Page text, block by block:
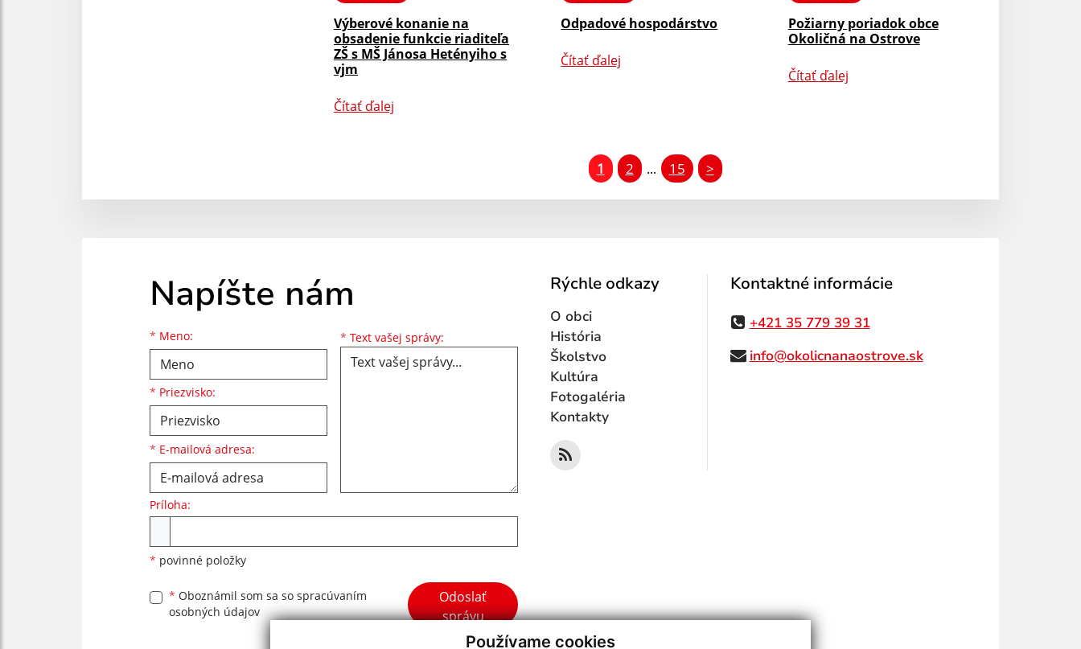
Používame cookies
Výberové konanie na
obsadenie funkcie riaditeľa
ZŠ s MŠ Jánosa Hetényiho s
vjm
Čítať ďalej
Odpadové hospodárstvo
Čítať ďalej
Požiarny poriadok obce
Okoličná na Ostrove
Čítať ďalej
1 2 ... 15 >
Napíšte nám
* Meno:
Meno
* Priezvisko:
Priezvisko
* E-mailová adresa:
E-mailová adresa * Text vašej správy: Text vašej správy...
Príloha:
* povinné položky
* Oboznámil som sa so spracúvaním
osobných údajov
Google reCaptcha Response
Odoslať
správu
Rýchle odkazy
O obci
História
Školstvo
Kultúra
Fotogaléria
Kontakty
Kontaktné informácie
+421 35 779 39 31
info@okolicnanaostrove.sk